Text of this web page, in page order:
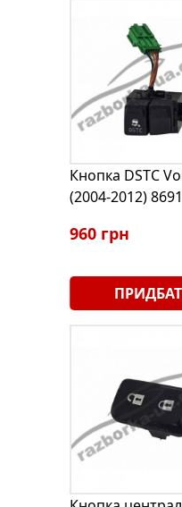
Кнопка DSTC
(2004-2012)
960 грн